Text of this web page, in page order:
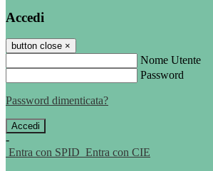
Accedi
button close ×
Nome Utente
Password
Password dimenticata?
-
Entra con SPID Entra con CIE